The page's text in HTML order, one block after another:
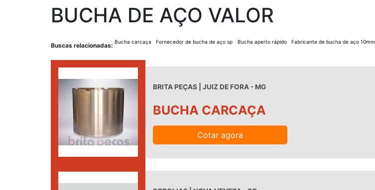
BUCHA DE AÇO VALOR
Buscas relacionadas:
Bucha carcaça Fornecedor de bucha de aço sp Bucha aperto rápido Fabricante de bucha de aço 10mm
BRITA PEÇAS | JUIZ DE FORA - MG
BUCHA CARCAÇA
Cotar agora